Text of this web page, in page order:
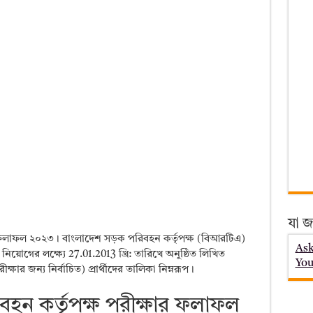
২০২৩। বাংলাদেশ সড়ক পরিবহন কর্তৃপক্ষ (বিআরটিএ)
নিয়োগের লক্ষ্যে 27.01.2013 খ্রি: তারিখে অনুষ্ঠিত লিখিত
জন্য নির্বাচিত) প্রার্থীদের তালিকা নিম্নরূপ।
কর্তৃপক্ষ পরীক্ষার ফলাফল
যা